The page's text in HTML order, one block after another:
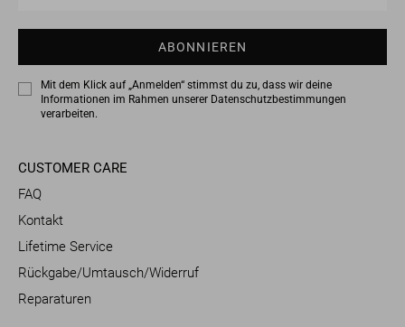
ABONNIEREN
Mit dem Klick auf „Anmelden“ stimmst du zu, dass wir deine
Informationen im Rahmen unserer Datenschutzbestimmungen
verarbeiten.
CUSTOMER CARE
FAQ
Kontakt
Lifetime Service
Rückgabe/Umtausch/Widerruf
Reparaturen